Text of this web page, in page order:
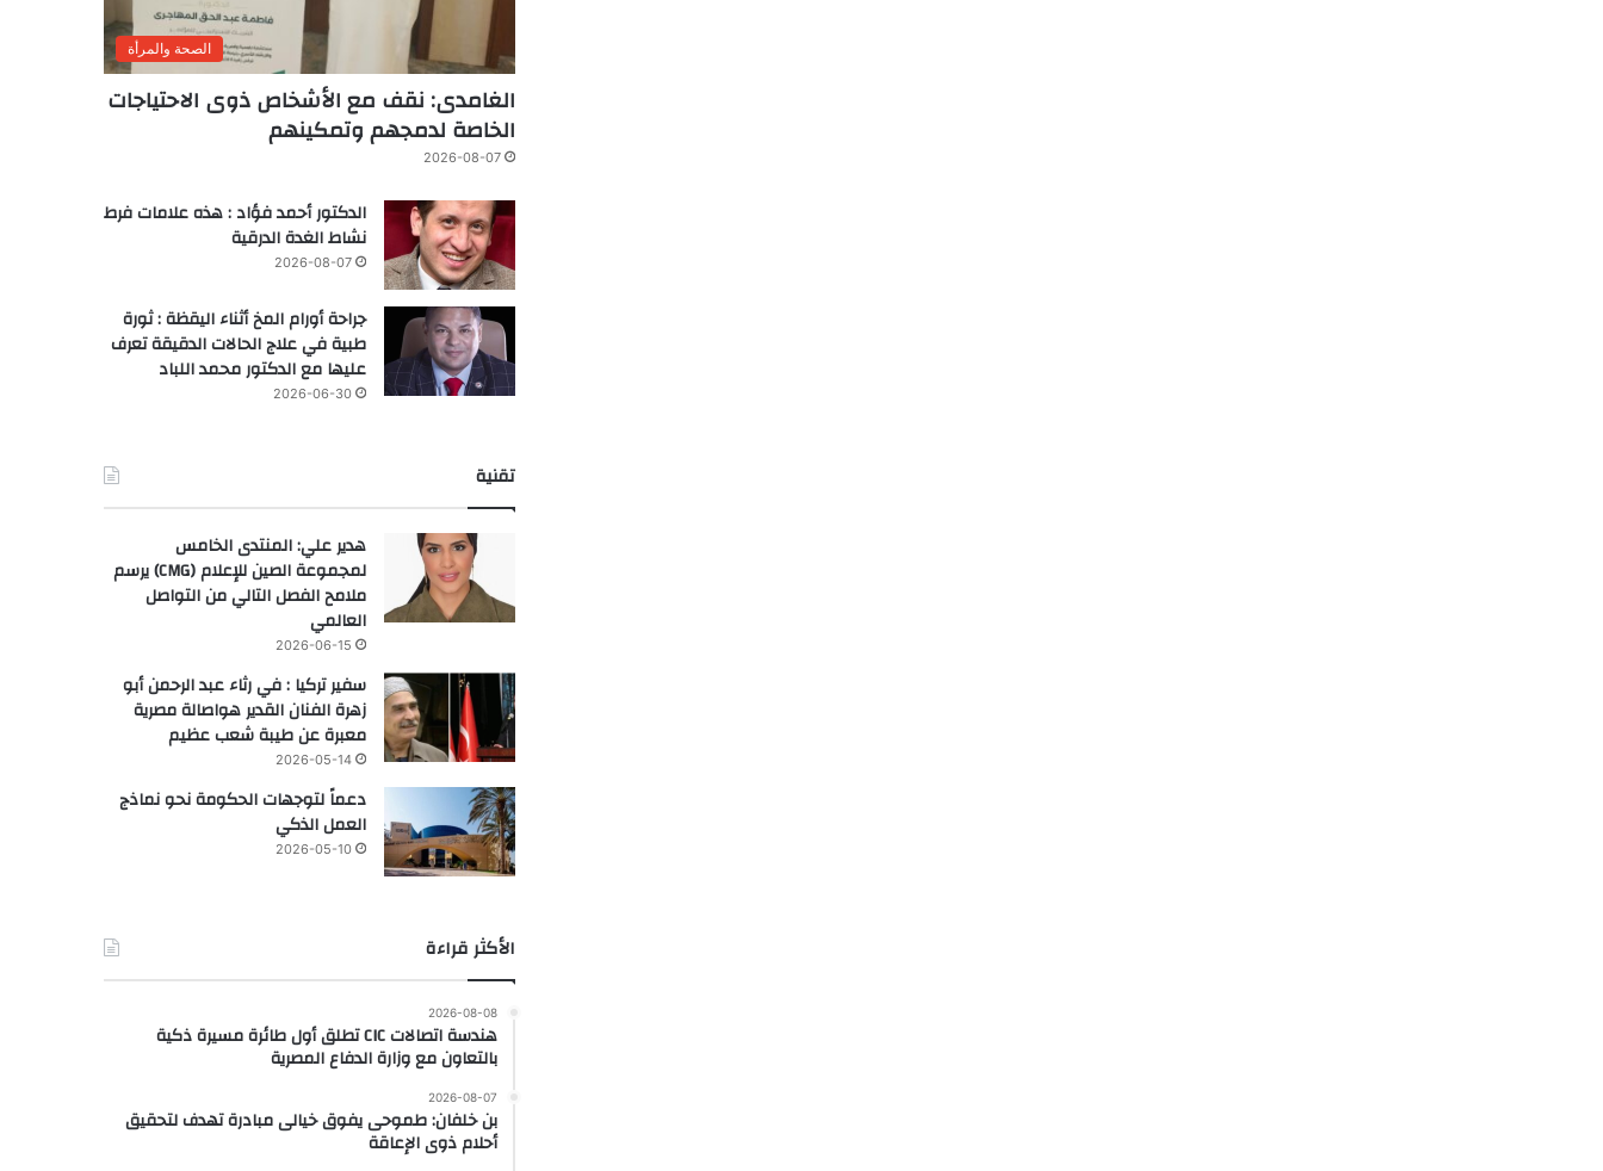
الصحة والمرأة
الغامدى: نقف مع الأشخاص ذوى الاحتياجات
الخاصة لدمجهم وتمكينهم
2026-08-07
الدكتور أحمد فؤاد : هذه علامات فرط
نشاط الغدة الدرقية
2026-08-07
جراحة أورام المخ أثناء اليقظة : ثورة
طبية في علاج الحالات الدقيقة تعرف
عليها مع الدكتور محمد اللباد
2026-06-30
تقنية
هدير علي: المنتدى الخامس
لمجموعة الصين للإعلام (CMG) يرسم
ملامح الفصل التالي من التواصل
العالمي
2026-06-15
سفير تركيا : في رثاء عبد الرحمن أبو
زهرة الفنان القدير هواصالة مصرية
معبرة عن طيبة شعب عظيم
2026-05-14
دعماً لتوجهات الحكومة نحو نماذج
العمل الذكي
2026-05-10
الأكثر قراءة
2026-08-08
هندسة اتصالات CIC تطلق أول طائرة مسيرة ذكية
بالتعاون مع وزارة الدفاع المصرية
2026-08-07
بن خلفان: طموحى يفوق خيالى مبادرة تهدف لتحقيق
أحلام ذوى الإعاقة